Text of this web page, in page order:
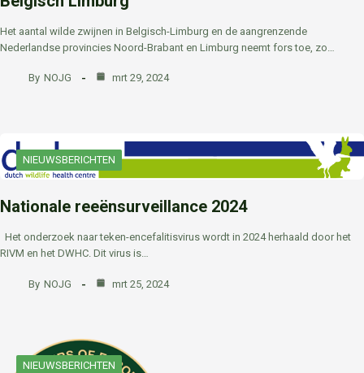
Het aantal wilde zwijnen in Belgisch-Limburg en de aangrenzende
Nederlandse provincies Noord-Brabant en Limburg neemt fors toe, zo…
By NOJG mrt 29, 2024
NIEUWSBERICHTEN
Nationale reeënsurveillance 2024
Het onderzoek naar teken-encefalitisvirus wordt in 2024 herhaald door het
RIVM en het DWHC. Dit virus is…
By NOJG mrt 25, 2024
NIEUWSBERICHTEN